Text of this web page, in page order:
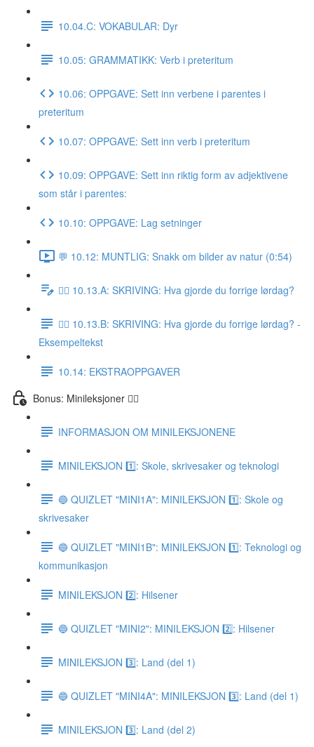
10.04.C: VOKABULAR: Dyr
10.05: GRAMMATIKK: Verb i preteritum
10.06: OPPGAVE: Sett inn verbene i parentes i
preteritum
10.07: OPPGAVE: Sett inn verb i preteritum
10.09: OPPGAVE: Sett inn riktig form av adjektivene
som står i parentes:
10.10: OPPGAVE: Lag setninger
💬 10.12: MUNTLIG: Snakk om bilder av natur (0:54)
✍🏼 10.13.A: SKRIVING: Hva gjorde du forrige lørdag?
✍🏼 10.13.B: SKRIVING: Hva gjorde du forrige lørdag? -
Eksempeltekst
10.14: EKSTRAOPPGAVER
Bonus: Minileksjoner 👌🏻
INFORMASJON OM MINILEKSJONENE
MINILEKSJON 1️⃣: Skole, skrivesaker og teknologi
🔵 QUIZLET "MINI1A": MINILEKSJON 1️⃣: Skole og
skrivesaker
🔵 QUIZLET "MINI1B": MINILEKSJON 1️⃣: Teknologi og
kommunikasjon
MINILEKSJON 2️⃣: Hilsener
🔵 QUIZLET "MINI2": MINILEKSJON 2️⃣: Hilsener
MINILEKSJON 3️⃣: Land (del 1)
🔵 QUIZLET "MINI4A": MINILEKSJON 3️⃣: Land (del 1)
MINILEKSJON 3️⃣: Land (del 2)